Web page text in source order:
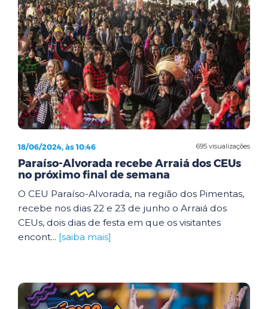
695 visualizações
18/06/2024, às 10:46
Paraíso-Alvorada recebe Arraiá dos CEUs
no próximo final de semana
O CEU Paraíso-Alvorada, na região dos Pimentas,
recebe nos dias 22 e 23 de junho o Arraiá dos
CEUs, dois dias de festa em que os visitantes
encont... [saiba mais]